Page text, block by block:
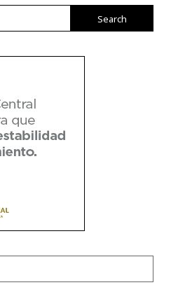
Search